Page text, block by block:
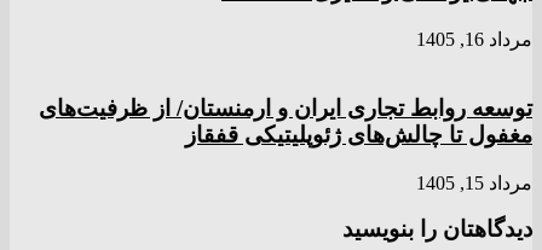
مرداد 16, 1405
توسعه روابط تجاری ایران و ارمنستان/ از ظرفیت‌های
مغفول تا چالش‌های ژئوپلیتیکی قفقاز
مرداد 15, 1405
دیدگاهتان را بنویسید